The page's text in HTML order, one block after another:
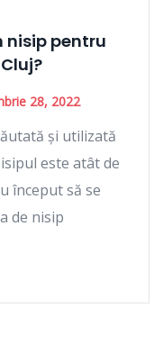
nisip pentru
28, 2022
și utilizată
este atât de
început să se
de nisip